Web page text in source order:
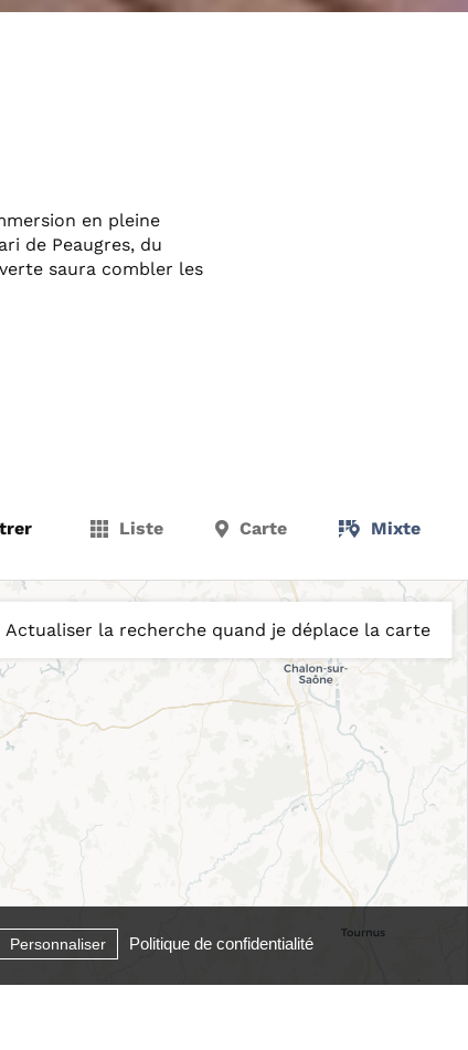
en pleine
de Peaugres, du
saura combler les
Liste Carte Mixte
Actualiser la recherche quand je déplace la carte
Personnaliser Politique de confidentialité